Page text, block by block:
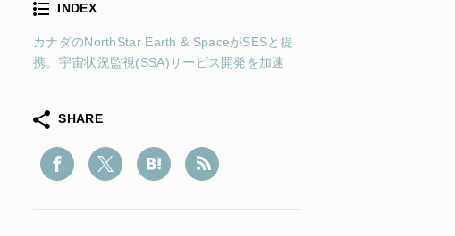
INDEX
カナダのNorthStar Earth & SpaceがSESと提
携。宇宙状況監視(SSA)サービス開発を加速
SHARE